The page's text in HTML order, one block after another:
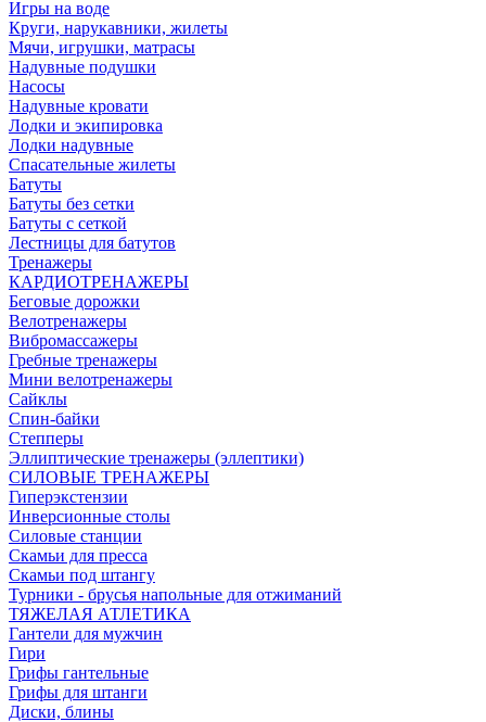
Игры на воде
Круги, нарукавники, жилеты
Мячи, игрушки, матрасы
Надувные подушки
Насосы
Надувные кровати
Лодки и экипировка
Лодки надувные
Спасательные жилеты
Батуты
Батуты без сетки
Батуты с сеткой
Лестницы для батутов
Тренажеры
КАРДИОТРЕНАЖЕРЫ
Беговые дорожки
Велотренажеры
Вибромассажеры
Гребные тренажеры
Мини велотренажеры
Сайклы
Спин-байки
Степперы
Эллиптические тренажеры (эллептики)
СИЛОВЫЕ ТРЕНАЖЕРЫ
Гиперэкстензии
Инверсионные столы
Силовые станции
Скамьи для пресса
Скамьи под штангу
Турники - брусья напольные для отжиманий
ТЯЖЕЛАЯ АТЛЕТИКА
Гантели для мужчин
Гири
Грифы гантельные
Грифы для штанги
Диски, блины